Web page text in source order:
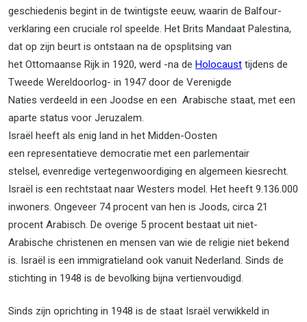
geschiedenis begint in de twintigste eeuw, waarin de Balfour-
verklaring een cruciale rol speelde. Het Brits Mandaat Palestina,
dat op zijn beurt is ontstaan na de opsplitsing van
het Ottomaanse Rijk in 1920, werd -na de Holocaust tijdens de
Tweede Wereldoorlog- in 1947 door de Verenigde
Naties verdeeld in een Joodse en een Arabische staat, met een
aparte status voor Jeruzalem.
Israël heeft als enig land in het Midden-Oosten
een representatieve democratie met een parlementair
stelsel, evenredige vertegenwoordiging en algemeen kiesrecht.
Israël is een rechtstaat naar Westers model. Het heeft 9.136.000
inwoners. Ongeveer 74 procent van hen is Joods, circa 21
procent Arabisch. De overige 5 procent bestaat uit niet-
Arabische christenen en mensen van wie de religie niet bekend
is. Israël is een immigratieland ook vanuit Nederland. Sinds de
stichting in 1948 is de bevolking bijna vertienvoudigd.
Sinds zijn oprichting in 1948 is de staat Israël verwikkeld in